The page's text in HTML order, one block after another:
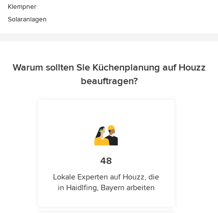
Klempner
Solaranlagen
Warum sollten Sie Küchenplanung auf Houzz
beauftragen?
48
Lokale Experten auf Houzz, die
in Haidlfing, Bayern arbeiten